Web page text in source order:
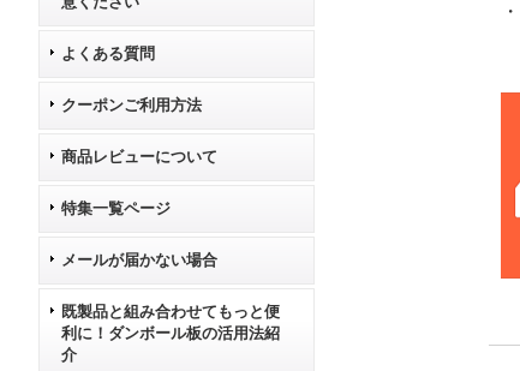
よくある質問
クーポンご利用方法
商品レビューについて
特集一覧ページ
メールが届かない場合
既製品と組み合わせてもっと便
利に！ダンボール板の活用法紹
介
・